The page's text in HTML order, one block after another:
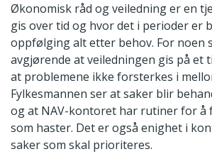
Økonomisk råd og veiledning er en
gis over tid og hvor det i perioder er
oppfølging alt etter behov. For noen
avgjørende at veiledningen gis på et
at problemene ikke forsterkes i
Fylkesmannen ser at saker blir
og at NAV-kontoret har rutiner for å
som haster. Det er også enighet i
saker som skal prioriteres.